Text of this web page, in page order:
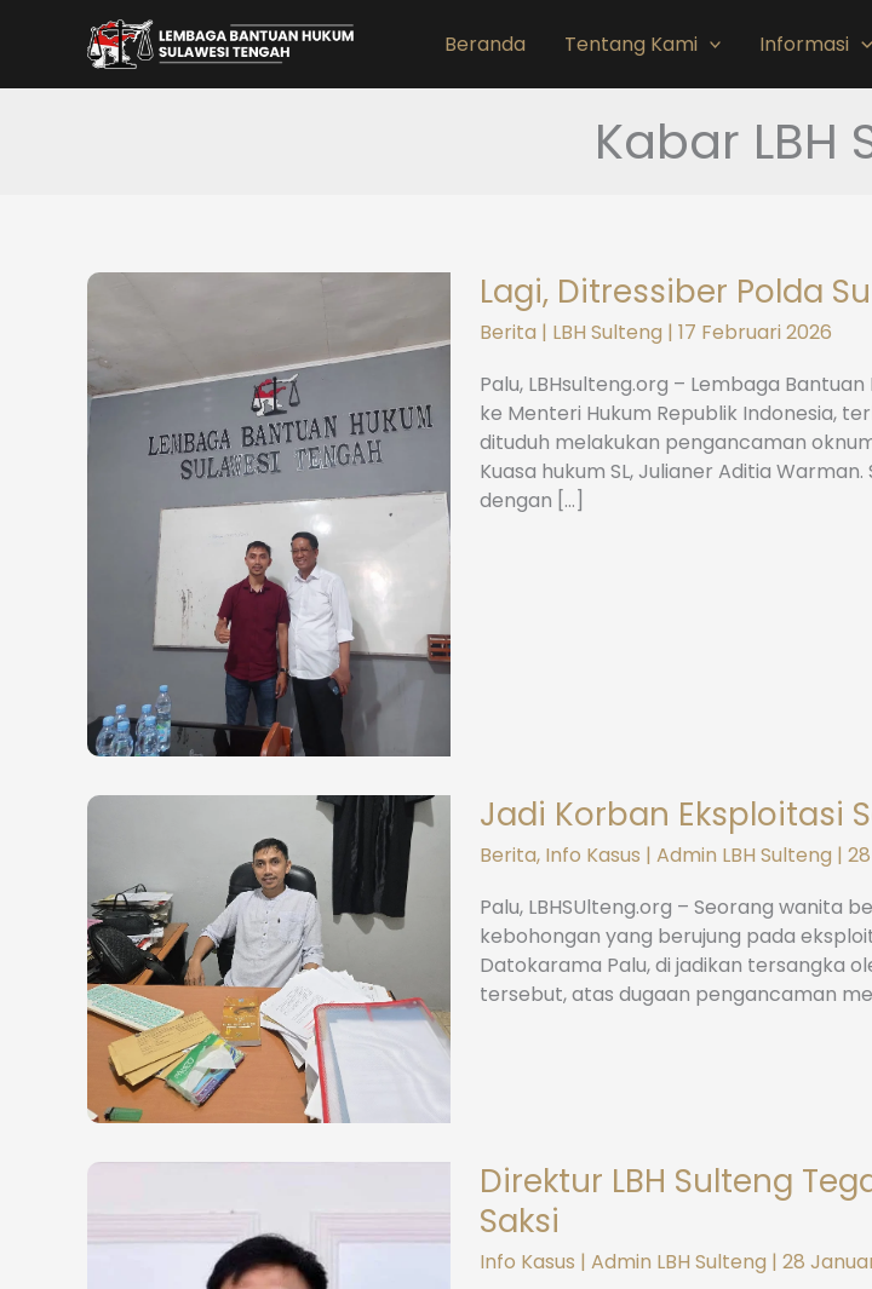
Beranda Tentang Kami Informasi
Kabar LBH
Lagi, Ditressiber Polda
Berita | LBH Sulteng | 17 Februari 2026
Palu, LBHsulteng.org – Lembaga
ke Menteri Hukum Republik Indonesia,
dituduh melakukan pengancaman
Kuasa hukum SL, Julianer Aditia
dengan […]
Jadi Korban Eksploitasi
Berita, Info Kasus | Admin LBH Sulteng |
Palu, LBHSUlteng.org – Seorang wanita
kebohongan yang berujung pada
Datokarama Palu, di jadikan tersangka
tersebut, atas dugaan pengancaman
Direktur LBH Sulteng
Saksi
Info Kasus | Admin LBH Sulteng | 28